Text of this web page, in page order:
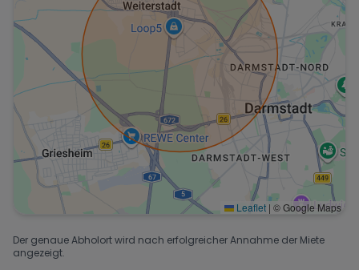
Leaflet | © Google Maps
Der genaue Abholort wird nach erfolgreicher Annahme der Miete
angezeigt.